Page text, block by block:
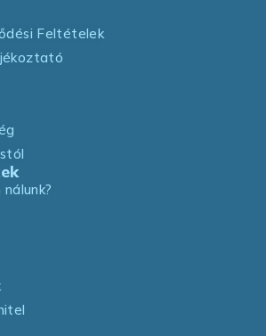
Feltételek